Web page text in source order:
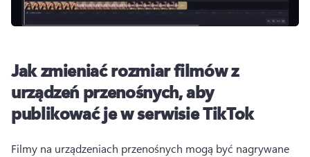
Jak zmieniać rozmiar filmów z
urządzeń przenośnych, aby
publikować je w serwisie TikTok
Filmy na urządzeniach przenośnych mogą być nagrywane